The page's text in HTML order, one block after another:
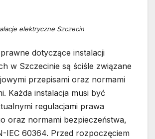
elektryczne Szczecin
dotyczące instalacji
w Szczecinie są ściśle związane
przepisami oraz normami
Każda instalacja musi być
regulacjami prawa
oraz normami bezpieczeństwa,
IEC 60364. Przed rozpoczęciem